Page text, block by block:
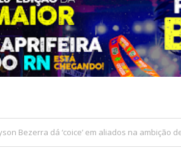
Bezerra dá ‘coice’ em aliados na ambição